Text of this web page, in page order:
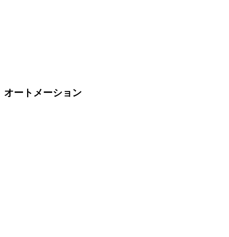
オートメーション